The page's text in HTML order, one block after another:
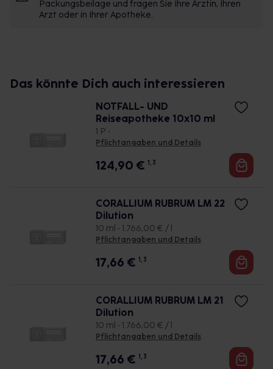
Packungsbeilage und fragen Sie Ihre Ärztin, Ihren
Arzt oder in Ihrer Apotheke.
Das könnte Dich auch interessieren
NOTFALL- UND
Reiseapotheke 10x10 ml
1 P •
Pflichtangaben und Details
124,90 € 1, 3
CORALLIUM RUBRUM LM 22
Dilution
10 ml • 1.766,00 € / l
Pflichtangaben und Details
17,66 € 1, 3
CORALLIUM RUBRUM LM 21
Dilution
10 ml • 1.766,00 € / l
Pflichtangaben und Details
17,66 € 1, 3